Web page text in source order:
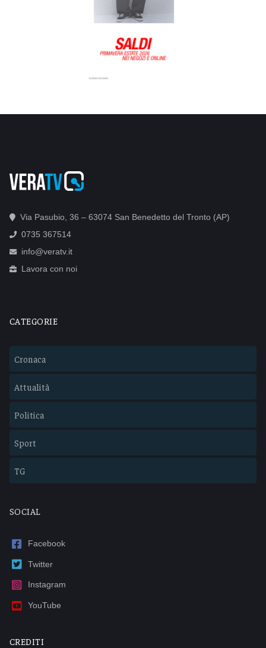
Via Pasubio, 36 – 63074 San Benedetto del Tronto (AP)
0735 367514
info@veratv.it
Lavora con noi
CATEGORIE
Cronaca
Attualità
Politica
Sport
TG
SOCIAL
Facebook
Twitter
Instagram
YouTube
CREDITI